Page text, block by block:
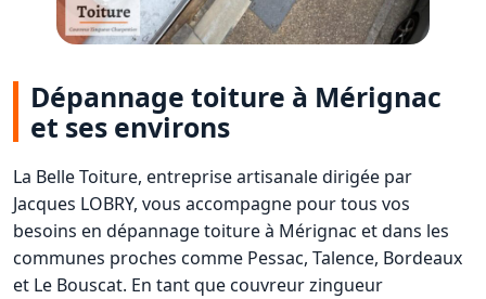
Dépannage toiture à Mérignac
et ses environs
La Belle Toiture, entreprise artisanale dirigée par
Jacques LOBRY, vous accompagne pour tous vos
besoins en dépannage toiture à Mérignac et dans les
communes proches comme Pessac, Talence, Bordeaux
et Le Bouscat. En tant que couvreur zingueur